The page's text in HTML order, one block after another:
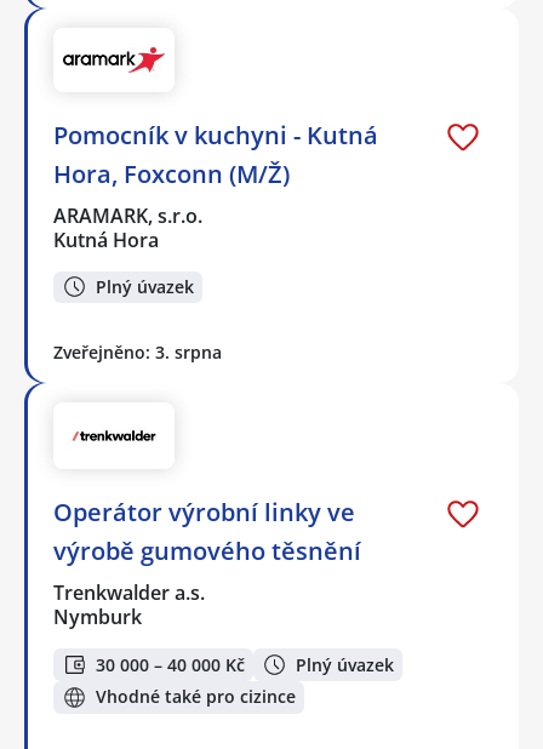
Pomocník v kuchyni - Kutná
Hora, Foxconn (M/Ž)
ARAMARK, s.r.o.
Kutná Hora
Plný úvazek
Zveřejněno: 3. srpna
Operátor výrobní linky ve
výrobě gumového těsnění
Trenkwalder a.s.
Nymburk
30 000 – 40 000 Kč
Plný úvazek
Vhodné také pro cizince